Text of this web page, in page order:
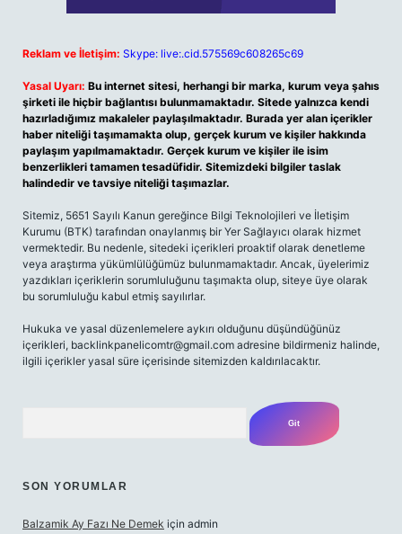
Reklam ve İletişim: Skype: live:.cid.575569c608265c69
Yasal Uyarı: Bu internet sitesi, herhangi bir marka, kurum veya şahıs
şirketi ile hiçbir bağlantısı bulunmamaktadır. Sitede yalnızca kendi
hazırladığımız makaleler paylaşılmaktadır. Burada yer alan içerikler
haber niteliği taşımamakta olup, gerçek kurum ve kişiler hakkında
paylaşım yapılmamaktadır. Gerçek kurum ve kişiler ile isim
benzerlikleri tamamen tesadüfidir. Sitemizdeki bilgiler taslak
halindedir ve tavsiye niteliği taşımazlar.
Sitemiz, 5651 Sayılı Kanun gereğince Bilgi Teknolojileri ve İletişim
Kurumu (BTK) tarafından onaylanmış bir Yer Sağlayıcı olarak hizmet
vermektedir. Bu nedenle, sitedeki içerikleri proaktif olarak denetleme
veya araştırma yükümlülüğümüz bulunmamaktadır. Ancak, üyelerimiz
yazdıkları içeriklerin sorumluluğunu taşımakta olup, siteye üye olarak
bu sorumluluğu kabul etmiş sayılırlar.
Hukuka ve yasal düzenlemelere aykırı olduğunu düşündüğünüz
içerikleri, backlinkpanelicomtr@gmail.com adresine bildirmeniz halinde,
ilgili içerikler yasal süre içerisinde sitemizden kaldırılacaktır.
SON YORUMLAR
Balzamik Ay Fazı Ne Demek için admin